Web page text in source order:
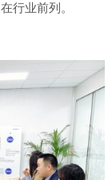
行业前列。